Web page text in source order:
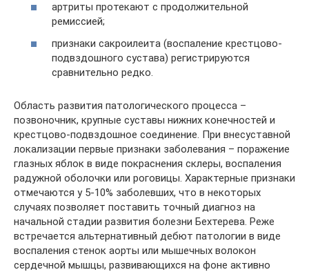
артриты протекают с продолжительной
ремиссией;
признаки сакроилеита (воспаление крестцово-
подвздошного сустава) регистрируются
сравнительно редко.
Область развития патологического процесса –
позвоночник, крупные суставы нижних конечностей и
крестцово-подвздошное соединение. При внесуставной
локализации первые признаки заболевания – поражение
глазных яблок в виде покраснения склеры, воспаления
радужной оболочки или роговицы. Характерные признаки
отмечаются у 5-10% заболевших, что в некоторых
случаях позволяет поставить точный диагноз на
начальной стадии развития болезни Бехтерева. Реже
встречается альтернативный дебют патологии в виде
воспаления стенок аорты или мышечных волокон
сердечной мышцы, развивающихся на фоне активно